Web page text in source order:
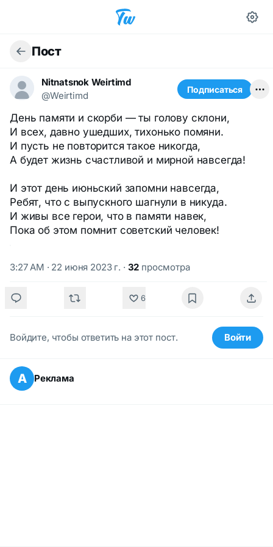
Пост
Nitnatsnok Weirtimd
@Weirtimd
Подписаться
День памяти и скорби — ты голову склони,
И всех, давно ушедших, тихонько помяни.
И пусть не повторится такое никогда,
А будет жизнь счастливой и мирной навсегда!
И этот день июньский запомни навсегда,
Ребят, что с выпускного шагнули в никуда.
И живы все герои, что в памяти навек,
Пока об этом помнит советский человек!
3:27 AM · 22 июня 2023 г. · 32 просмотра
6
Войдите, чтобы ответить на этот пост. Войти
А Реклама